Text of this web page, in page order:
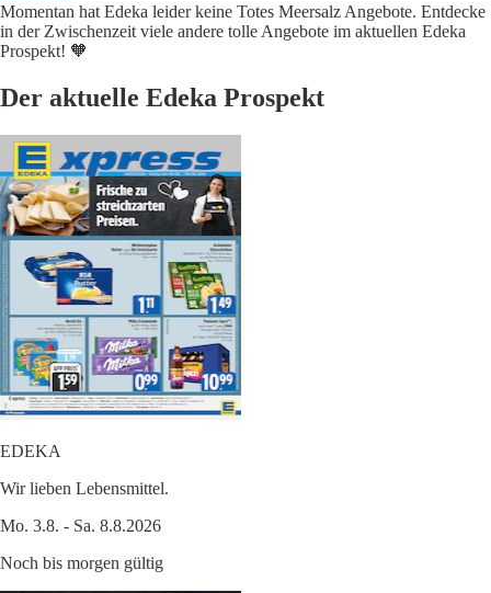
Momentan hat Edeka leider keine Totes Meersalz Angebote. Entdecke
in der Zwischenzeit viele andere tolle Angebote im aktuellen Edeka
Prospekt! 🧡
Der aktuelle Edeka Prospekt
EDEKA
Wir lieben Lebensmittel.
Mo. 3.8. - Sa. 8.8.2026
Noch bis morgen gültig